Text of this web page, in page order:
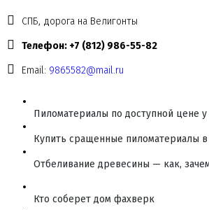
СПБ, дорога на Велигонты
Телефон: +7 (812) 986-55-82
Email: 9865582@mail.ru
Пиломатериалы по доступной цене
Купить сращенные пиломатериалы
Отбеливание древесины — как,
Кто соберет дом фахверк